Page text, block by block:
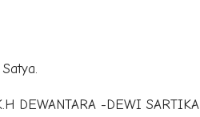
DEWANTARA -DEWI SARTIKA